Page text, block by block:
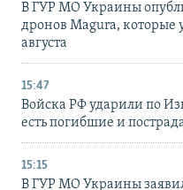
В ГУР МО Украины
дронов Magura, которые
августа
15:47
Войска РФ ударили по
есть погибшие и
15:15
В ГУР МО Украины